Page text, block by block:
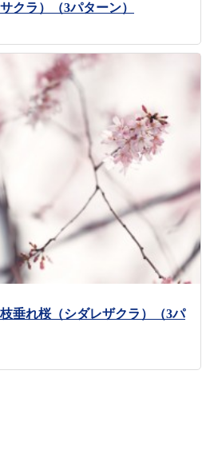
クラ）（3パターン）
垂れ桜（シダレザクラ）（3パ